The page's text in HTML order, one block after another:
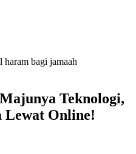
Teknologi,
Lewat Online!